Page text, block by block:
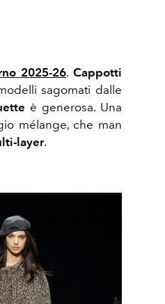
2025-26. Cappotti
sagomati dalle
è generosa. Una
mélange, che man
layer.